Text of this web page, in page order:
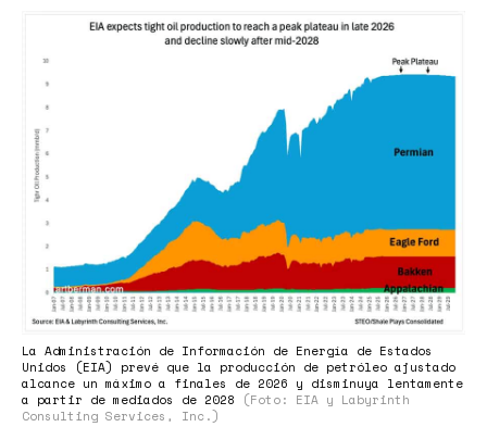
DB001.png
La Administración de Información de Energía de Estados
Unidos (EIA) prevé que la producción de petróleo ajustado
alcance un máximo a finales de 2026 y disminuya lentamente
a partir de mediados de 2028
(Foto: EIA y Labyrinth
Consulting Services, Inc.)